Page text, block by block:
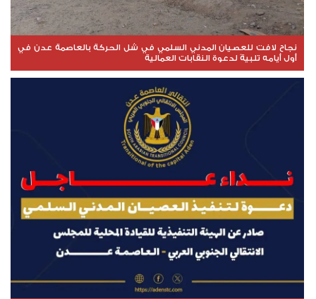
نجاح لافت للعصيان المدني السلمي في شل الحركة بالعاصمة عدن في
أول أيامه تلبيةً لدعوة النقابات العمالية